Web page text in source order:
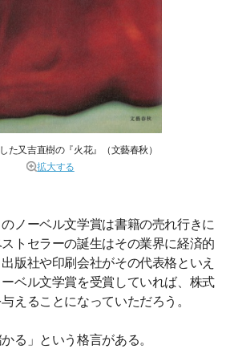
た又吉直樹の『火花』（文藝春秋）
拡大する
ノーベル文学賞は書籍の売れ行きに
トセラーの誕生はその業界に経済的
版社や印刷会社がその代表格といえ
ベル文学賞を受賞していれば、株式
えることになっていただろう。
る」という格言がある。